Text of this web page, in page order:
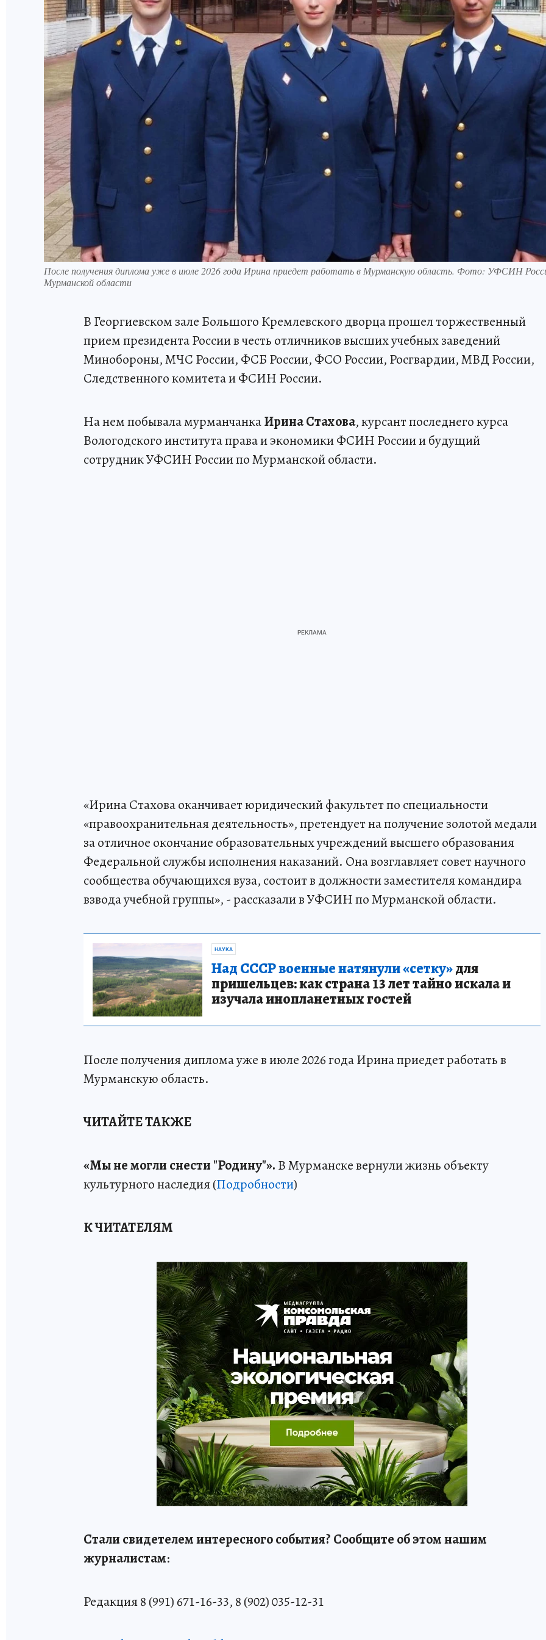
После получения диплома уже в июле 2026 года Ирина приедет работать в Мурманскую область. Фото: УФСИН
Мурманской области
В Георгиевском зале Большого Кремлевского дворца прошел торжественный
прием президента России в честь отличников высших учебных заведений
Минобороны, МЧС России, ФСБ России, ФСО России, Росгвардии, МВД России,
Следственного комитета и ФСИН России.
На нем побывала мурманчанкаИрина Стахова, курсант последнего курса
Вологодского института права и экономики ФСИН России и будущий
сотрудник УФСИН России по Мурманской области.
«Ирина Стахова оканчивает юридический факультет по специальности
«правоохранительная деятельность», претендует на получение золотой медали
за отличное окончание образовательных учреждений высшего образования
Федеральной службы исполнения наказаний. Она возглавляет совет научного
сообщества обучающихся вуза, состоит в должности заместителя командира
взвода учебной группы», - рассказали в УФСИН по Мурманской области.
НАУКА
Над СССР военные натянули «сетку»для
пришельцев: как страна 13 лет тайно искала и
изучала инопланетных гостей
После получения диплома уже в июле 2026 года Ирина приедет работать в
Мурманскую область.
ЧИТАЙТЕ ТАКЖЕ
«Мы не могли снести "Родину"». В Мурманске вернули жизнь объекту
культурного наследия (Подробности)
К ЧИТАТЕЛЯМ
Стали свидетелем интересного события? Сообщите об этом нашим
журналистам:
Редакция 8 (991) 671-16-33, 8 (902) 035-12-31